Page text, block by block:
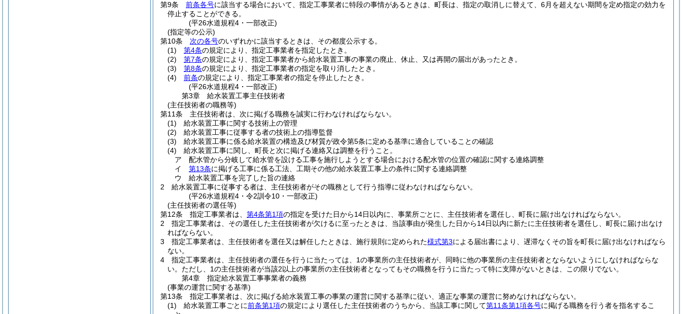
第9条
前条各号に該当する場合において、指定工事業者に特段の事情があるときは、町長は、指定の取消しに替えて、6月を超えない期間を定め指定の効力を
停止することができる。
(平26水道規程4・一部改正)
(指定等の公示)
第10条
次の各号のいずれかに該当するときは、その都度公示する。
(1)
第4条の規定により、指定工事業者を指定したとき。
(2)
第7条の規定により、指定工事業者から給水装置工事の事業の廃止、休止、又は再開の届出があったとき。
(3)
第8条の規定により、指定工事業者の指定を取り消したとき。
(4)
前条の規定により、指定工事業者の指定を停止したとき。
(平26水道規程4・一部改正)
第3章
給水装置工事主任技術者
(主任技術者の職務等)
第11条
主任技術者は、次に掲げる職務を誠実に行わなければならない。
(1)
給水装置工事に関する技術上の管理
(2)
給水装置工事に従事する者の技術上の指導監督
(3)
給水装置工事に係る給水装置の構造及び材質が政令第5条に定める基準に適合していることの確認
(4)
給水装置工事に関し、町長と次に掲げる連絡又は調整を行うこと。
ア
配水管から分岐して給水管を設ける工事を施行しようとする場合における配水管の位置の確認に関する連絡調整
イ
第13条に掲げる工事に係る工法、工期その他の給水装置工事上の条件に関する連絡調整
ウ
給水装置工事を完了した旨の連絡
2
給水装置工事に従事する者は、主任技術者がその職務として行う指導に従わなければならない。
(平26水道規程4・令2訓令10・一部改正)
(主任技術者の選任等)
第12条
指定工事業者は、 第4条第1項の指定を受けた日から14日以内に、事業所ごとに、主任技術者を選任し、町長に届け出なければならない。
2
指定工事業者は、その選任した主任技術者が欠けるに至ったときは、当該事由が発生した日から14日以内に新たに主任技術者を選任し、町長に届け出なけ
ればならない。
3
指定工事業者は、主任技術者を選任又は解任したときは、施行規則に定められた様式第3による届出書により、遅滞なくその旨を町長に届け出なければなら
ない。
4
指定工事業者は、主任技術者の選任を行うに当たっては、1の事業所の主任技術者が、同時に他の事業所の主任技術者とならないようにしなければならな
い。 ただし、1の主任技術者が当該2以上の事業所の主任技術者となってもその職務を行うに当たって特に支障がないときは、この限りでない。
第4章
指定給水装置工事事業者の義務
(事業の運営に関する基準)
第13条
指定工事業者は、次に掲げる給水装置工事の事業の運営に関する基準に従い、適正な事業の運営に努めなければならない。
(1)
給水装置工事ごとに前条第1項の規定により選任した主任技術者のうちから、当該工事に関して第11条第1項各号に掲げる職務を行う者を指名するこ